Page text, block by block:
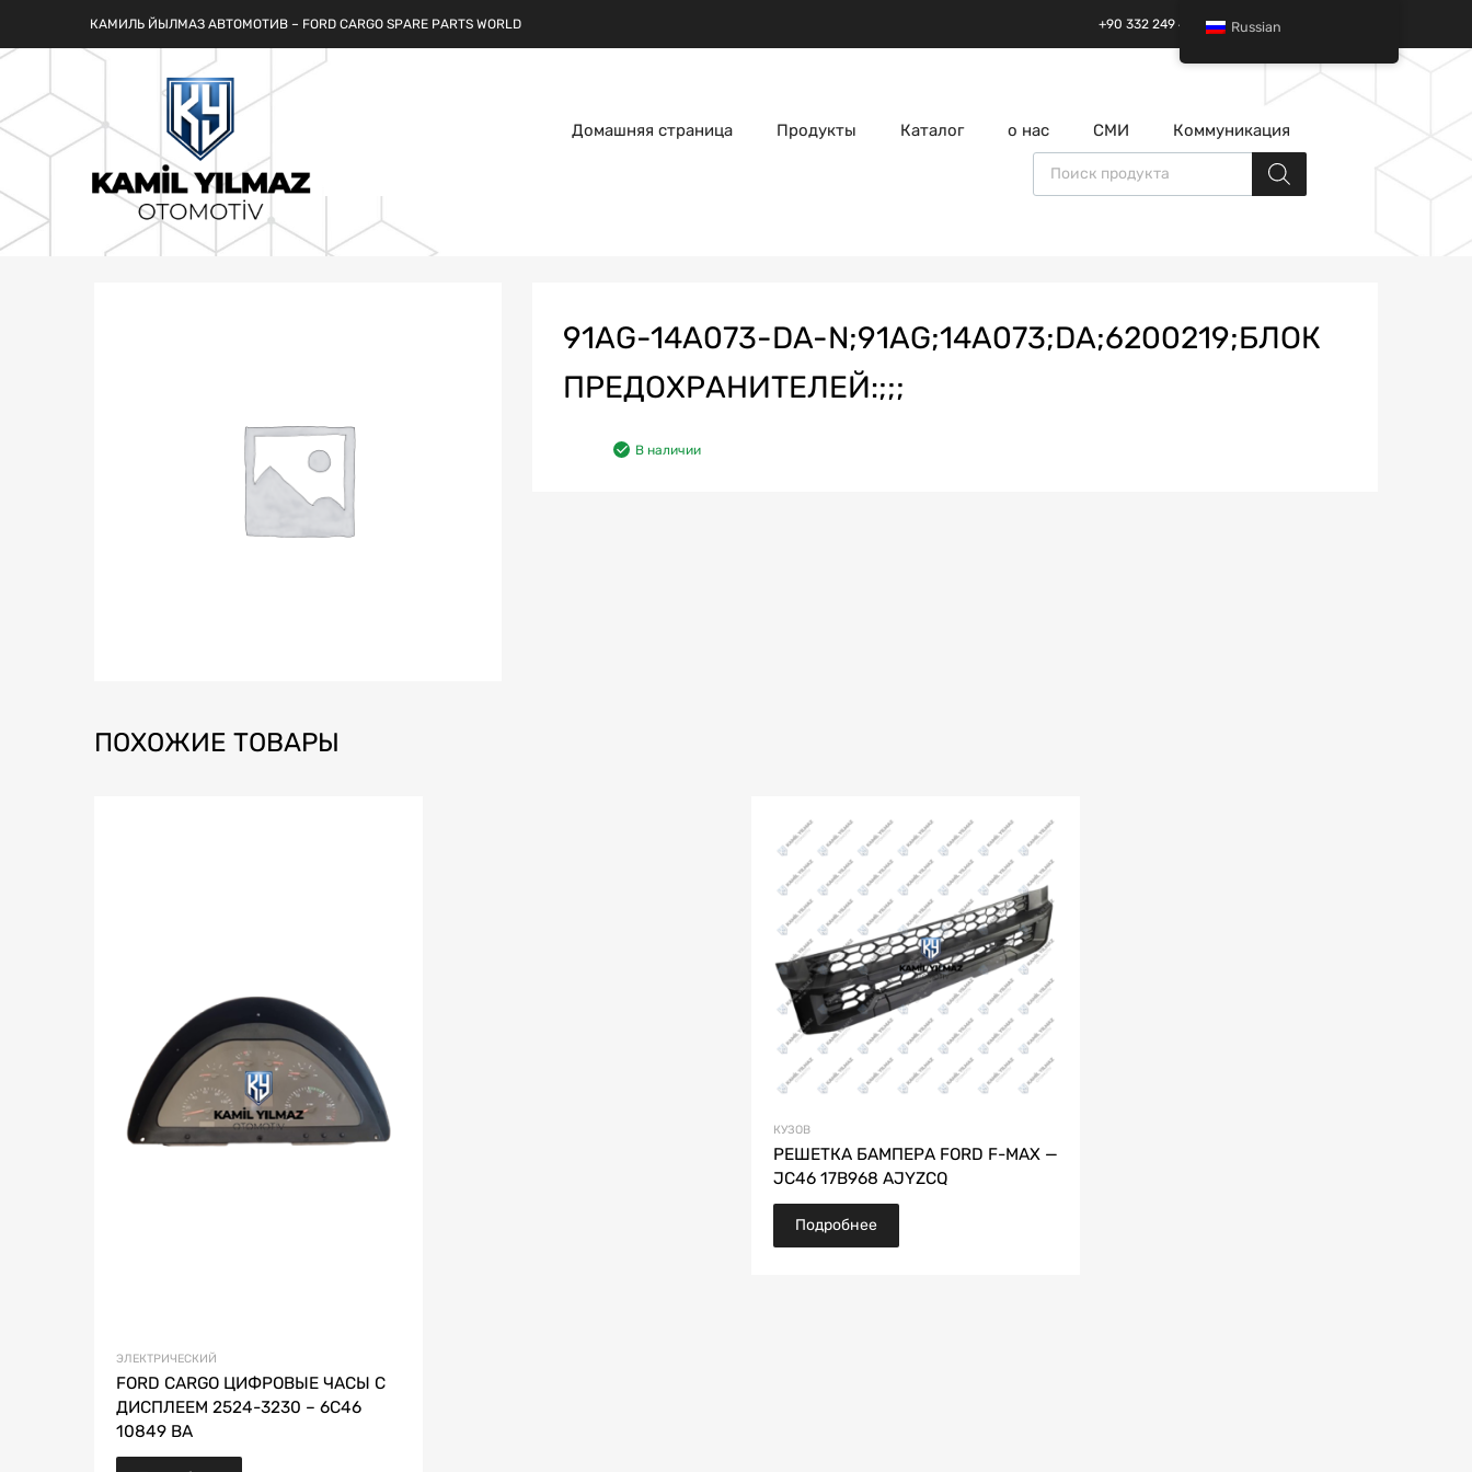
КАМИЛЬ ЙЫЛМАЗ АВТОМОТИВ – FORD CARGO SPARE PARTS WORLD +90 332 249 49 01 | +90 532 685 32 42
Домашняя страница Продукты Каталог о нас СМИ Коммуникация
Поиск товаров
91AG-14A073-DA-N;91AG;14A073;DA;6200219;БЛОК
ПРЕДОХРАНИТЕЛЕЙ:;;;
В наличии
ПОХОЖИЕ ТОВАРЫ
ЭЛЕКТРИЧЕСКИЙ
FORD CARGO ЦИФРОВЫЕ ЧАСЫ С
ДИСПЛЕЕМ 2524-3230 – 6C46
10849 BA
КУЗОВ
РЕШЕТКА БАМПЕРА FORD F-MAX —
JC46 17B968 AJYZCQ
Подробнее
Russian